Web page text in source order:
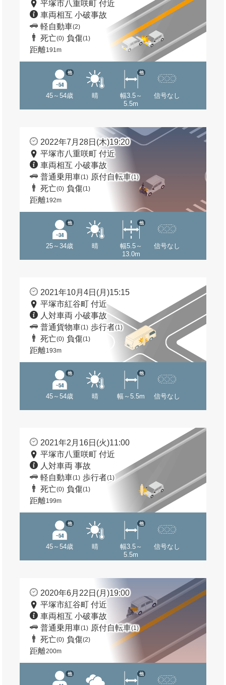
平塚市八重咲町 付近
車両相互 小破事故
軽自動車(2)
死亡(0) 負傷(1)
距離191m
45～54歳
他
晴
幅3.5～
5.5m
他
信号なし
2022年7月28日(木)19:20
平塚市八重咲町 付近
車両相互 小破事故
普通乗用車(1) 原付自転車(1)
死亡(0) 負傷(1)
距離192m
25～34歳
他
晴
幅5.5～
13.0m
他
信号なし
2021年10月4日(月)15:15
平塚市紅谷町 付近
人対車両 小破事故
普通貨物車(1) 歩行者(1)
死亡(0) 負傷(1)
距離193m
45～54歳
他
晴 幅～5.5m
他
信号なし
2021年2月16日(火)11:00
平塚市八重咲町 付近
人対車両 事故
軽自動車(1) 歩行者(1)
死亡(0) 負傷(1)
距離199m
45～54歳
他
晴
幅3.5～
5.5m
他
信号なし
2020年6月22日(月)19:00
平塚市紅谷町 付近
車両相互 小破事故
普通乗用車(1) 原付自転車(1)
死亡(0) 負傷(2)
距離200m
他 他